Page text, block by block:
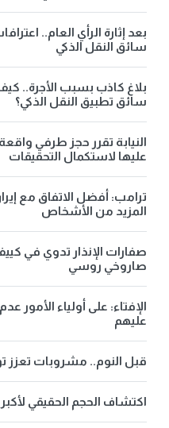
بعد إثارة الرأي العام..
سائق النقل الذكي
بلاغ كاذب بسبب الأجرة..
سائق تطبيق النقل الذكي؟
النيابة تقرر حجز طرفي
عليها لاستكمال التحقيقات
ترامب: أفضل الاتفاق مع
المزيد من الأشخاص
صفارات الإنذار تدوي في
صاروخي روسي
الإفتاء: على أولياء
عليهم
قبل النوم.. مشروبات تعزز
اكتشاف الحجم الحقيقي